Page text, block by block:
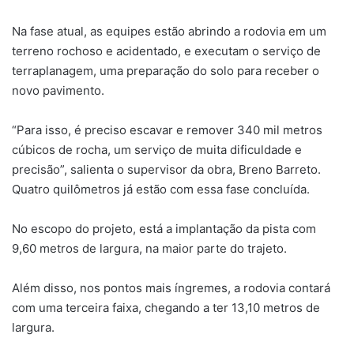
Na fase atual, as equipes estão abrindo a rodovia em um
terreno rochoso e acidentado, e executam o serviço de
terraplanagem, uma preparação do solo para receber o
novo pavimento.
“Para isso, é preciso escavar e remover 340 mil metros
cúbicos de rocha, um serviço de muita dificuldade e
precisão”, salienta o supervisor da obra, Breno Barreto.
Quatro quilômetros já estão com essa fase concluída.
No escopo do projeto, está a implantação da pista com
9,60 metros de largura, na maior parte do trajeto.
Além disso, nos pontos mais íngremes, a rodovia contará
com uma terceira faixa, chegando a ter 13,10 metros de
largura.